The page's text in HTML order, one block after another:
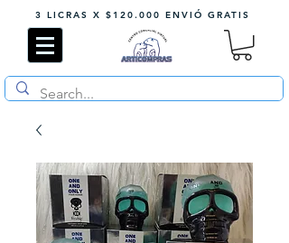
3 LICRAS X $120.000 ENVIÓ GRATIS